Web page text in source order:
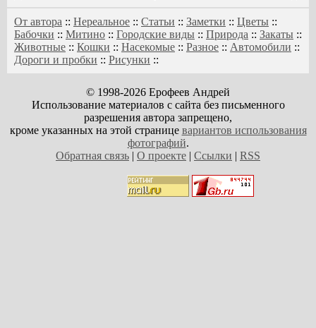
От автора :: Нереальное :: Статьи :: Заметки :: Цветы ::
Бабочки :: Митино :: Городские виды :: Природа :: Закаты ::
Животные :: Кошки :: Насекомые :: Разное :: Автомобили ::
Дороги и пробки :: Рисунки ::
© 1998-2026 Ерофеев Андрей
Использование материалов с сайта без письменного
разрешения автора запрещено,
кроме указанных на этой странице вариантов использования
фотографий.
Обратная связь | О проекте | Ссылки | RSS